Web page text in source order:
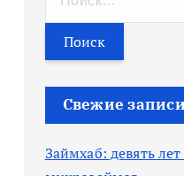
т
и
Свежие записи
Займхаб: девять